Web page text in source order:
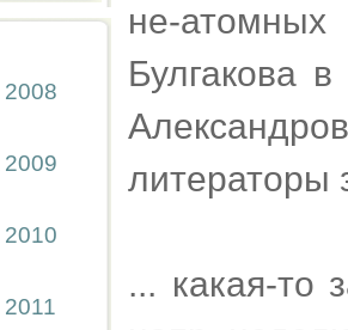
2008
2009
2010
2011
не-
Булгакова
литераторы
... какая-то